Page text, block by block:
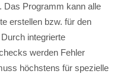
Das Programm kann alle
erstellen bzw. für den
integrierte
werden Fehler
höchstens für spezielle